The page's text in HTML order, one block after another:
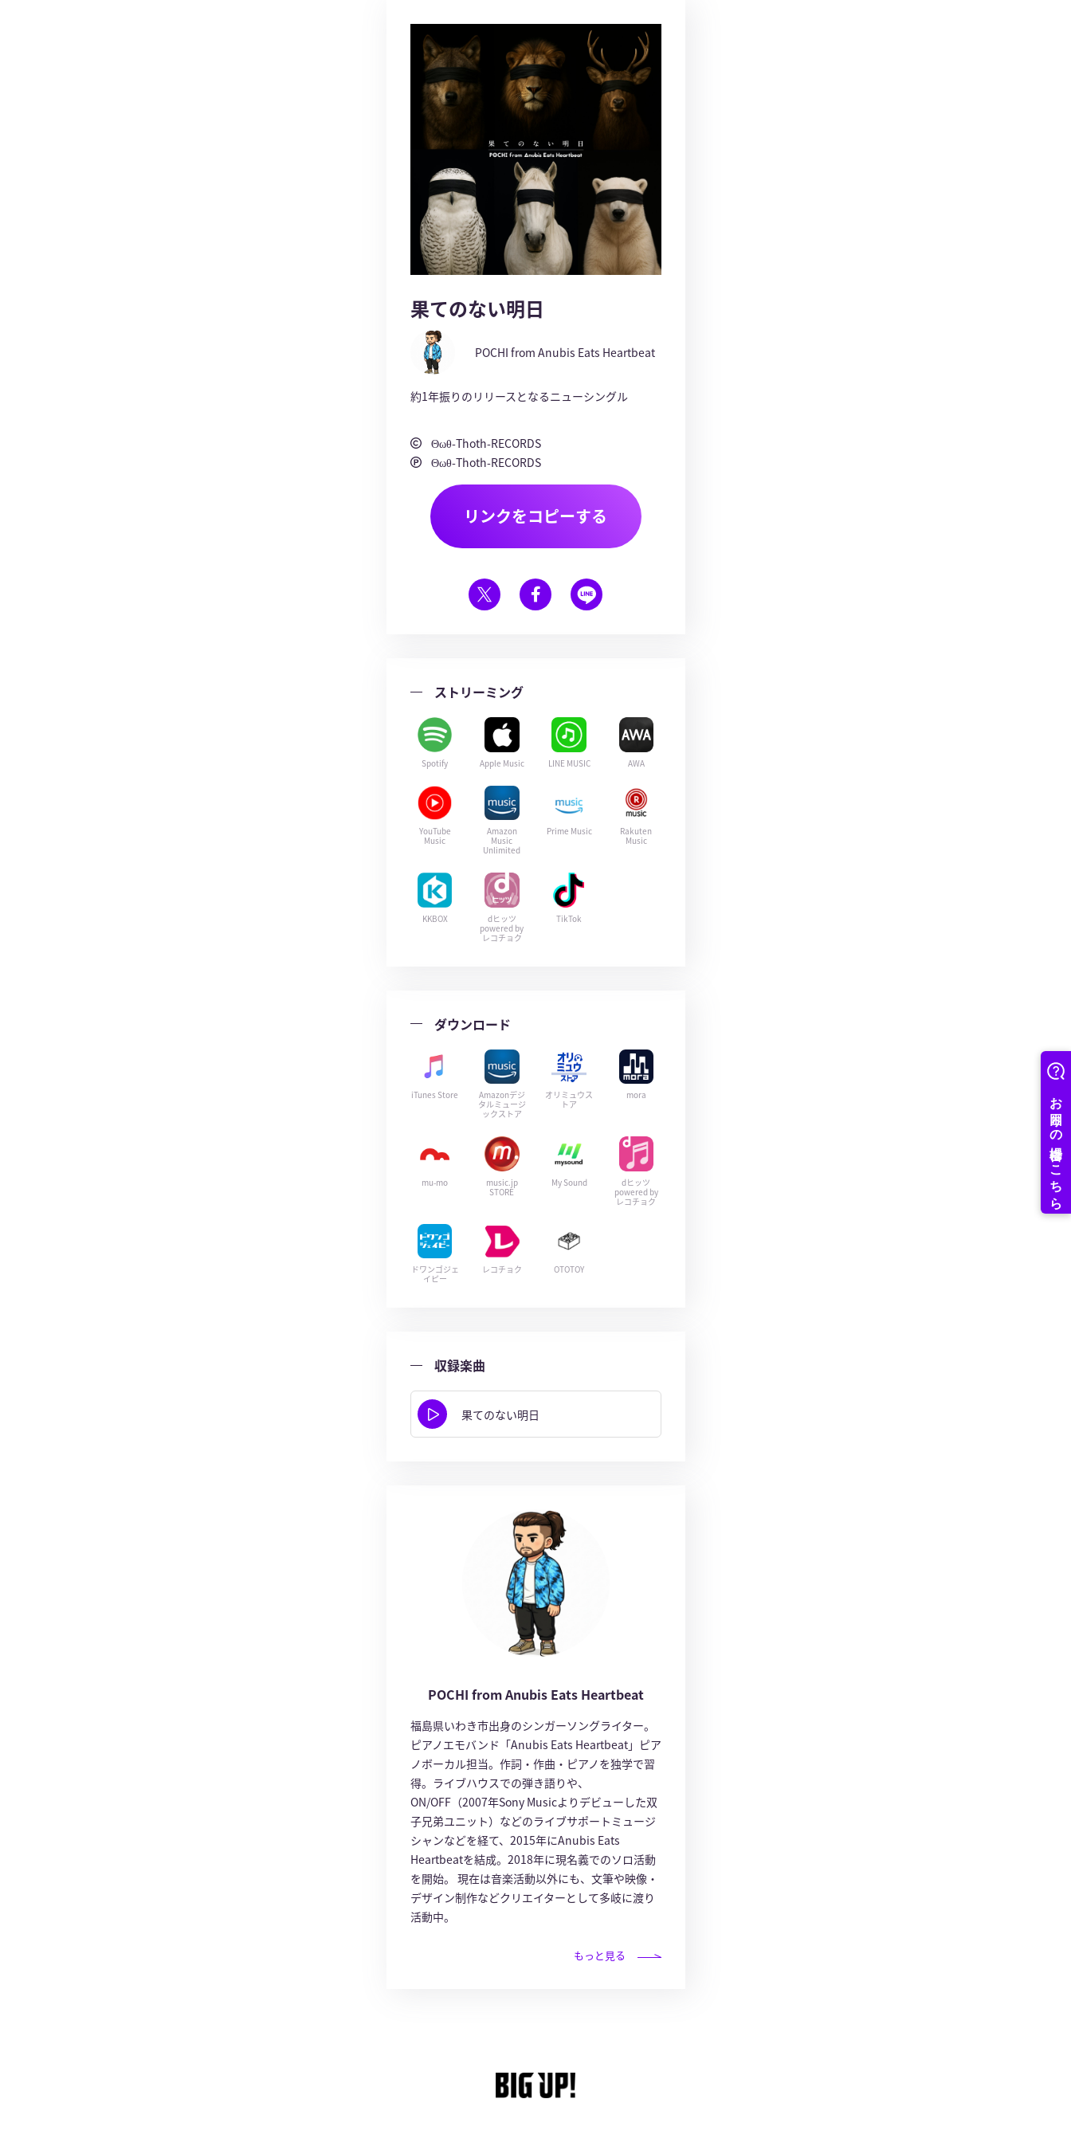
果てのない明日
POCHI from Anubis Eats Heartbeat
約1年振りのリリースとなるニューシングル
Θωθ-Thoth-RECORDS
Θωθ-Thoth-RECORDS
リンクをコピーする
ストリーミング
Spotify Apple Music LINE MUSIC AWA
YouTube
Music
Amazon
Music
Unlimited
Prime Music
Rakuten
Music
KKBOX
dヒッツ
powered by
レコチョク
TikTok
ダウンロード
iTunes Store
Amazonデジ
タルミュージ
ックストア
オリミュウス
トア
mora
mu-mo
music.jp
STORE
My Sound
dヒッツ
powered by
レコチョク
ドワンゴジェ
イピー
レコチョク OTOTOY
収録楽曲
果てのない明日
POCHI from Anubis Eats Heartbeat
福島県いわき市出身のシンガーソングライター。
ピアノエモバンド「Anubis Eats Heartbeat」ピア
ノボーカル担当。作詞・作曲・ピアノを独学で習
得。ライブハウスでの弾き語りや、
ON/OFF（2007年Sony Musicよりデビューした双
子兄弟ユニット）などのライブサポートミュージ
シャンなどを経て、2015年にAnubis Eats
Heartbeatを結成。2018年に現名義でのソロ活動
を開始。 現在は音楽活動以外にも、文筆や映像・
デザイン制作などクリエイターとして多岐に渡り
活動中。
もっと見る